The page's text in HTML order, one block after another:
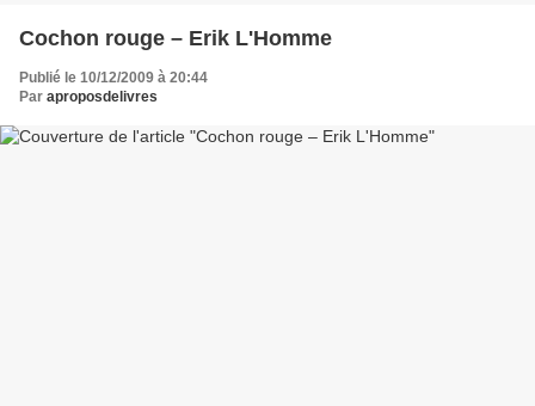
Cochon rouge – Erik L'Homme
Publié le 10/12/2009 à 20:44
Par aproposdelivres